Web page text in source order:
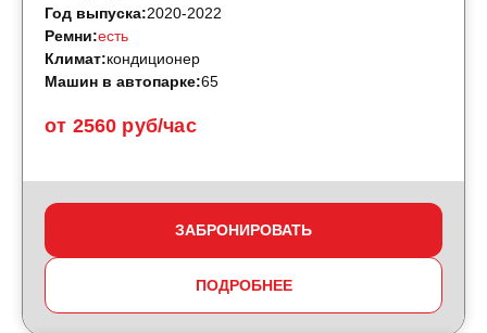
от 2560 руб/час
Год выпуска:2020-2022
Ремни:есть
Климат:кондиционер
Машин в автопарке:65
ЗАБРОНИРОВАТЬ
ПОДРОБНЕЕ